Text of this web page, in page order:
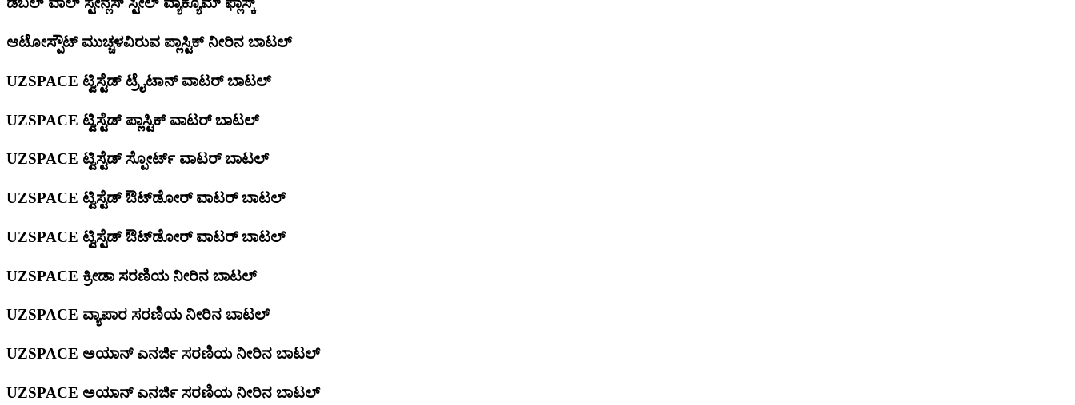
ಆಟೋಸ್ಪೌಟ್ ಮುಚ್ಚಳವಿರುವ ಪ್ಲಾಸ್ಟಿಕ್ ನೀರಿನ ಬಾಟಲ್
UZSPACE ಟ್ವಿಸ್ಟೆಡ್ ಟ್ರೈಟಾನ್ ವಾಟರ್ ಬಾಟಲ್
UZSPACE ಟ್ವಿಸ್ಟೆಡ್ ಪ್ಲಾಸ್ಟಿಕ್ ವಾಟರ್ ಬಾಟಲ್
UZSPACE ಟ್ವಿಸ್ಟೆಡ್ ಸ್ಪೋರ್ಟ್ ವಾಟರ್ ಬಾಟಲ್
UZSPACE ಟ್ವಿಸ್ಟೆಡ್ ಔಟ್‌ಡೋರ್ ವಾಟರ್ ಬಾಟಲ್
UZSPACE ಟ್ವಿಸ್ಟೆಡ್ ಔಟ್‌ಡೋರ್ ವಾಟರ್ ಬಾಟಲ್
UZSPACE ಕ್ರೀಡಾ ಸರಣಿಯ ನೀರಿನ ಬಾಟಲ್
UZSPACE ವ್ಯಾಪಾರ ಸರಣಿಯ ನೀರಿನ ಬಾಟಲ್
UZSPACE ಅಯಾನ್ ಎನರ್ಜಿ ಸರಣಿಯ ನೀರಿನ ಬಾಟಲ್
UZSPACE ಅಯಾನ್ ಎನರ್ಜಿ ಸರಣಿಯ ನೀರಿನ ಬಾಟಲ್